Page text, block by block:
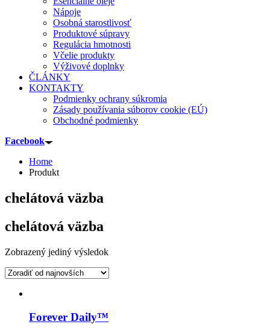
Nápoje
Osobná starostlivosť
Produktové súpravy
Regulácia hmotnosti
Včelie produkty
Výživové doplnky
ČLÁNKY
KONTAKTY
Podmienky ochrany súkromia
Zásady používania súborov cookie (EÚ)
Obchodné podmienky
Facebook
Home
Produkt
chelátová väzba
chelátová väzba
Zobrazený jediný výsledok
Forever Daily™